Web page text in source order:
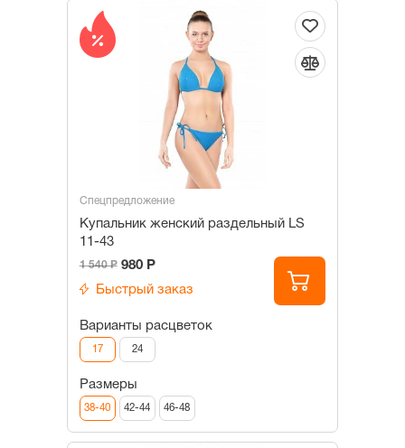
Спецпредложение
Купальник женский раздельный LS
11-43
1 540 Р 980 Р
Быстрый заказ
Варианты расцветок
17 24
Размеры
38-40 42-44 46-48